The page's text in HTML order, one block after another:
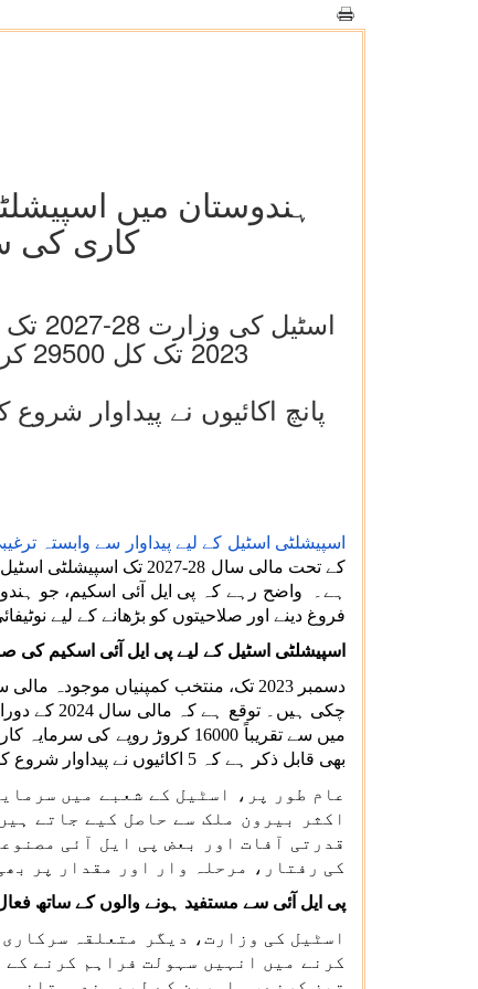
ہندوستان میں
کاری کی
2023 تک کل 29500 کروڑ روپے میں سے تقریباً 16000 کروڑ روپے کی سرمایہ کاری کی جائے گی
اسپیشلٹی اسٹیل کے لیے پیداوار سے وابستہ
فروغ دینے اور صلاحیتوں کو بڑھانے کے لیے
اسپیشلٹی اسٹیل کے لیے پی ایل آئی اسکیم کی
بھی قابل ذکر ہے کہ 5 اکائیوں نے پیداوار شروع کر دی ہے، اور اس سہ ماہی میں مزید 9 اکائیوں کے ذریعہ پیداوار شروع کرنے کی امید ہے۔
عام طور پر، اسٹیل کے شعبے میں
اکثر بیرون ملک سے حاصل کیے جاتے
قدرتی آفات اور بعض پی ایل آئی
کی رفتار، مرحلہ وار اور مقدار پر
پی ایل آئی سے مستفید ہونے والوں کے ساتھ
اسٹیل کی وزارت، دیگر متعلقہ
کرنے میں انہیں سہولت فراہم کرنے